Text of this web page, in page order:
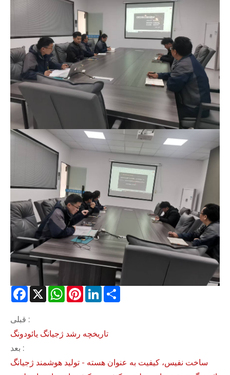
Facebook
X WhatsApp
PinterestLinkedIn
قبلی :
تاریخچه رشد ژجیانگ یائودونگ
بعد :
ساخت نفیس، کیفیت به عنوان هسته - تولید هوشمند ژجیانگ